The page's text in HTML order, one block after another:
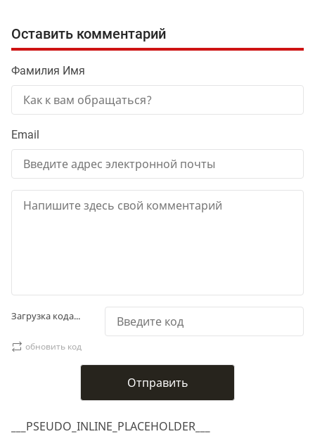
___PSEUDO_INLINE_PLACEHOLDER___
Оставить комментарий
Фамилия Имя
Email
Загрузка кода...
обновить код